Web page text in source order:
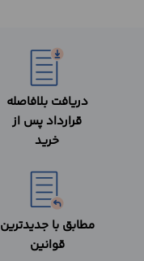
دریافت بلافاصله
قرارداد پس از
خرید
مطابق با جدیدترین
قوانین